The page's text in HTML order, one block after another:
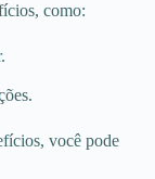
como:
você pode